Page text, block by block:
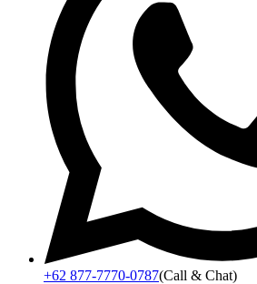
+62 877-7770-0787(Call & Chat)